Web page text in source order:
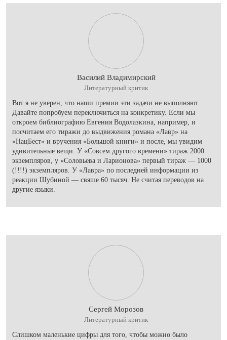
Василий Владимирский
Литературный критик
Вот я не уверен, что наши премии эти задачи не выполняют.
Давайте попробуем переключиться на конкретику. Если мы
откроем библиографию Евгения Водолазкина, например, и
посчитаем его тиражи до выдвижения романа «Лавр» на
«НацБест» и вручения «Большой книги» и после, мы увидим
удивительные вещи. У «Совсем другого времени» тираж 2000
экземпляров, у «Соловьева и Ларионова» первый тираж — 1000
(!!!!) экземпляров. У «Лавра» по последней информации из
реакции Шубиной — свяше 60 тысяч. Не считая переводов на
другие языки.
Сергей Морозов
Литературный критик
Слишком маленькие цифры для того, чтобы можно было